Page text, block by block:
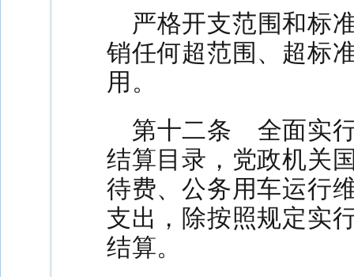
严格开支范围和标
销任何超范围、超标
用。
第十二条 全面实
结算目录，党政机关
待费、公务用车运行
支出，除按照规定实
结算。